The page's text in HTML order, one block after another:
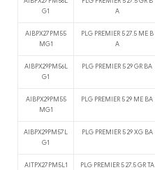
G1
A
AIBPX27PM55
MG1
PLG PREMIER 5 27.5 ME B
A
AIBPX29PM56L
G1
PLG PREMIER 5 29 GR BA
AIBPX29PM55
MG1
PLG PREMIER 5 29 ME BA
AIBPX29PM57L
G1
PLG PREMIER 5 29 XG BA
AITPX27PM5L1
PLG PREMIER 5 27.5 GR TA